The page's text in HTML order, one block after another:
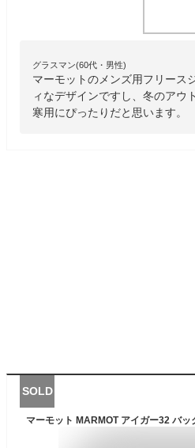
グラスマン(60代・男性)
マーモットのメンズ用フリース
ィなデザインですし、冬のアウ
寒用にぴったりだと思います。
SOLD